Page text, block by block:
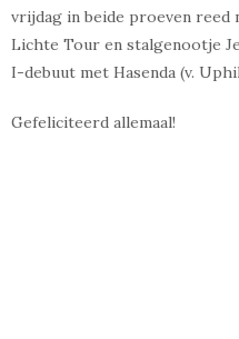
vrijdag in beide proeven reed
Lichte Tour en stalgenootje
I-debuut met Hasenda (v.
Gefeliciteerd allemaal!